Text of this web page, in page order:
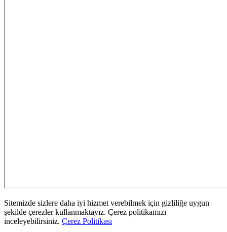
Sitemizde sizlere daha iyi hizmet verebilmek için gizliliğe uygun
şekilde çerezler kullanmaktayız. Çerez politikamızı
inceleyebilirsiniz. Çerez Politikası